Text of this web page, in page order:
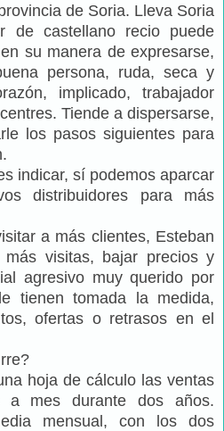
de Soria. Lleva Soria
de castellano recio puede
su manera de expresarse,
persona, ruda, seca y
implicado, trabajador
Tiende a dispersarse,
los pasos siguientes para
indicar, sí podemos aparcar
distribuidores para más
a más clientes, Esteban
visitas, bajar precios y
agresivo muy querido por
tienen tomada la medida,
ofertas o retrasos en el
hoja de cálculo las ventas
a mes durante dos años.
mensual, con los dos